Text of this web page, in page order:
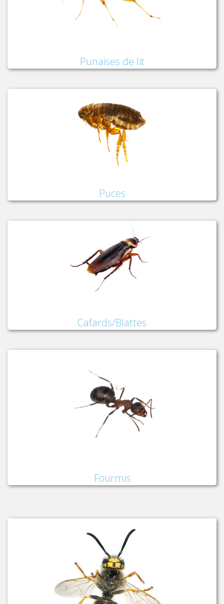
Punaises de lit
Puces
Cafards/Blattes
Fourmis